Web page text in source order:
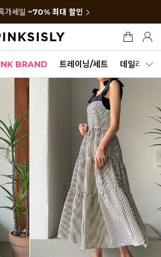
가세일 ~70% 최대 할인
BRAND 트레이닝/세트 데일리세트